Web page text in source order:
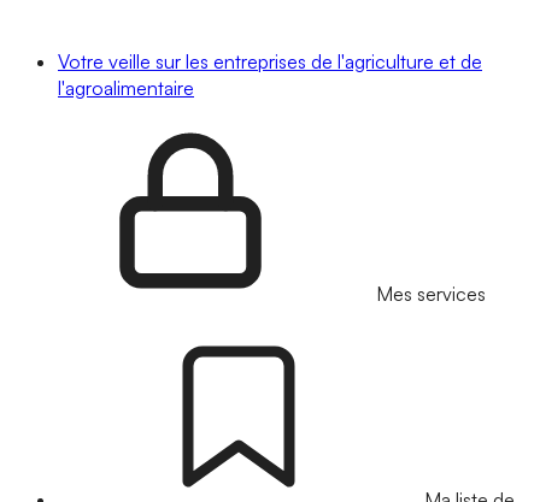
Votre veille sur les entreprises de l'agriculture et de
l'agroalimentaire
Mes services